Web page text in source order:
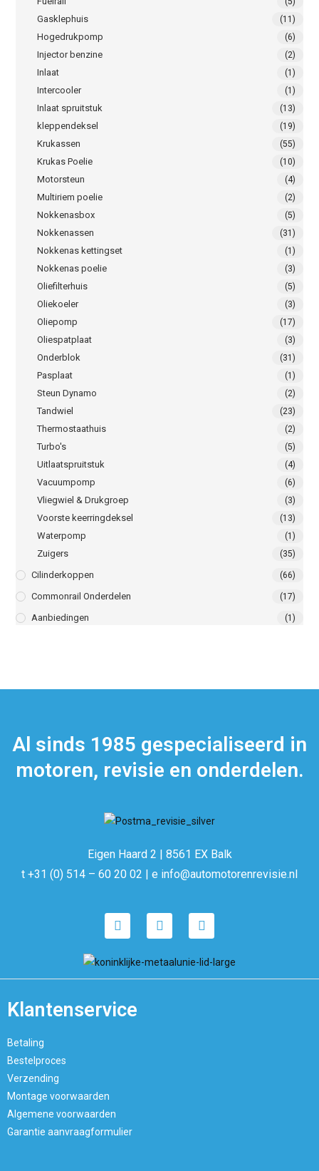
Gasklephuis (11)
Hogedrukpomp (6)
Injector benzine (2)
Inlaat (1)
Intercooler (1)
Inlaat spruitstuk (13)
kleppendeksel (19)
Krukassen (55)
Krukas Poelie (10)
Motorsteun (4)
Multiriem poelie (2)
Nokkenasbox (5)
Nokkenassen (31)
Nokkenas kettingset (1)
Nokkenas poelie (3)
Oliefilterhuis (5)
Oliekoeler (3)
Oliepomp (17)
Oliespatplaat (3)
Onderblok (31)
Pasplaat (1)
Steun Dynamo (2)
Tandwiel (23)
Thermostaathuis (2)
Turbo's (5)
Uitlaatspruitstuk (4)
Vacuumpomp (6)
Vliegwiel & Drukgroep (3)
Voorste keerringdeksel (13)
Waterpomp (1)
Zuigers (35)
Cilinderkoppen (66)
Commonrail Onderdelen (17)
Aanbiedingen (1)
Al sinds 1985 gespecialiseerd in
motoren, revisie en onderdelen.
Eigen Haard 2 | 8561 EX Balk
t +31 (0) 514 – 60 20 02 | e info@automotorenrevisie.nl
Klantenservice
Betaling
Bestelproces
Verzending
Montage voorwaarden
Algemene voorwaarden
Garantie aanvraagformulier